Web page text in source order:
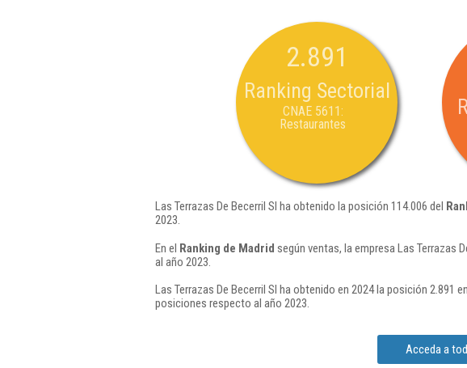
2.891
Ranking Sectorial
CNAE 5611:
Restaurantes
Las Terrazas De Becerril Sl ha obtenido la posición 114.006 del
2023.
En el Ranking de Madrid según ventas, la empresa Las Terrazas
al año 2023.
Las Terrazas De Becerril Sl ha obtenido en 2024 la posición 2.891
posiciones respecto al año 2023.
Acceda a